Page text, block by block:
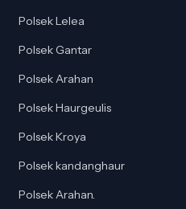
Polsek Lelea
Polsek Gantar
Polsek Arahan
Polsek Haurgeulis
Polsek Kroya
Polsek kandanghaur
Polsek Arahan.